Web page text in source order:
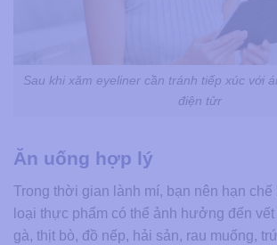
Sau khi xăm eyeliner cần tránh tiếp xúc với
điện tửr
Ăn uống hợp lý
Trong thời gian lành mí, bạn nên hạn chế
loại thực phẩm có thể ảnh hưởng đến
gà, thịt bò, đồ nếp, hải sản, rau muống,